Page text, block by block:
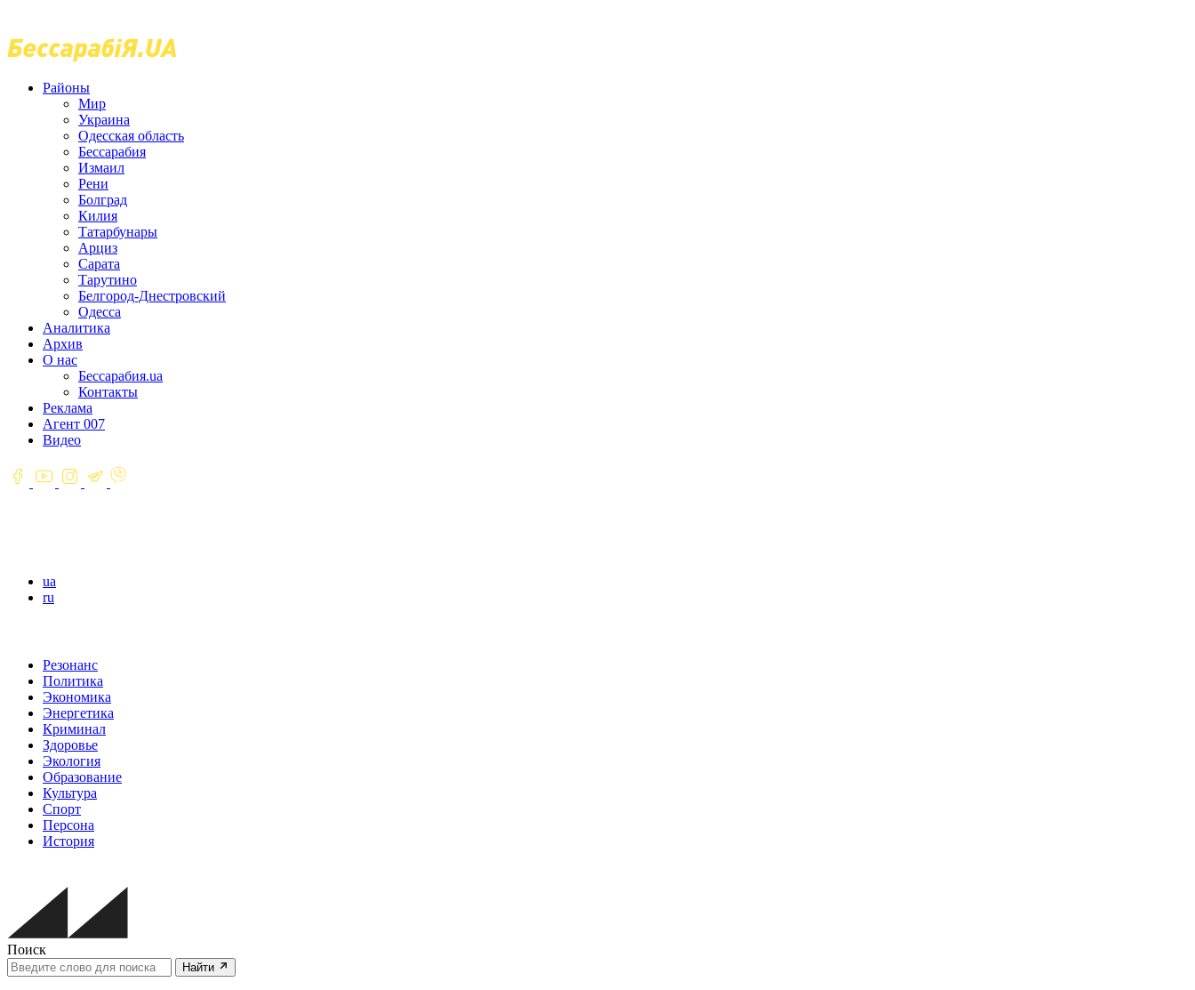
Районы
Мир
Украина
Одесская область
Бессарабия
Измаил
Рени
Болград
Килия
Татарбунары
Арциз
Сарата
Тарутино
Белгород-Днестровский
Одесса
Аналитика
Архив
О нас
Бессарабия.ua
Контакты
Реклама
Агент 007
Видео
ua
ru
Резонанс
Политика
Экономика
Энергетика
Криминал
Здоровье
Экология
Образование
Культура
Спорт
Персона
История
Поиск
Найти